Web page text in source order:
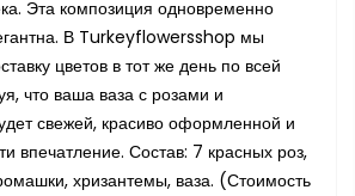
Эта композиция одновременно
В Turkeyflowersshop мы
цветов в тот же день по всей
что ваша ваза с розами и
свежей, красиво оформленной и
впечатление. Состав: 7 красных роз,
хризантемы, ваза. (Стоимость